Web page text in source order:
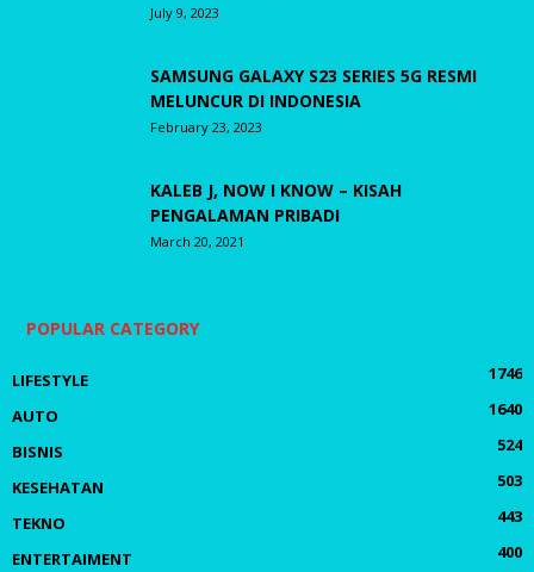
July 9, 2023
SAMSUNG GALAXY S23 SERIES 5G RESMI
MELUNCUR DI INDONESIA
February 23, 2023
KALEB J, NOW I KNOW – KISAH
PENGALAMAN PRIBADI
March 20, 2021
POPULAR CATEGORY
LIFESTYLE
1746
AUTO
1640
BISNIS
524
KESEHATAN
503
TEKNO
443
ENTERTAIMENT
400